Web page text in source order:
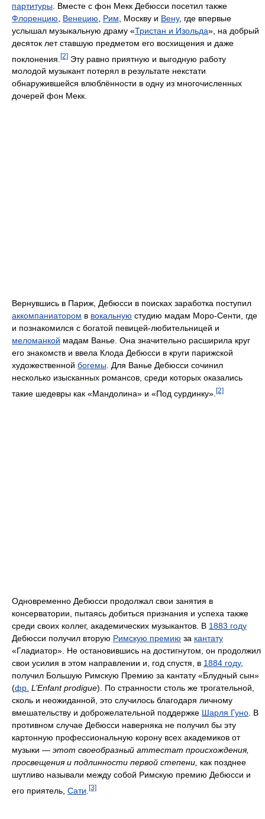
партитуры . Вместе с фон Мекк Дебюсси посетил также
Флоренцию
Венецию Рим , Москву и Вену, где впервые
услышал музыкальную драму «Тристан и Изольда», на добрый
десяток лет ставшую предметом его восхищения и даже
поклонения. [2] Эту равно приятную и выгодную работу
молодой музыкант потерял в результате некстати
обнаружившейся влюблённости в одну из многочисленных
дочерей фон Мекк.
Вернувшись в Париж, Дебюсси в поисках заработка поступил
аккомпаниатором в вокальную студию мадам Моро-Сенти, где
и познакомился с богатой певицей-любительницей и
меломанкой мадам Ванье. Она значительно расширила круг
его знакомств и ввела Клода Дебюсси в круги парижской
художественной богемы. Для Ванье Дебюсси сочинил
несколько изысканных романсов, среди которых оказались
такие шедевры как «Мандолина» и «Под сурдинку». [2]
Одновременно Дебюсси продолжал свои занятия в
консерватории, пытаясь добиться признания и успеха также
среди своих коллег, академических музыкантов. В 1883 году
Дебюсси получил вторую Римскую премию за кантату
«Гладиатор». Не остановившись на достигнутом, он продолжил
свои усилия в этом направлении и, год спустя, в 1884 году,
получил Большую Римскую Премию за кантату «Блудный сын»
(фр. L’Enfant prodigue). По странности столь же трогательной,
сколь и неожиданной, это случилось благодаря личному
вмешательству и доброжелательной поддержке Шарля Гуно . В
противном случае Дебюсси наверняка не получил бы эту
картонную профессиональную корону всех академиков от
музыки — этот своеобразный аттестат происхождения,
просвещения и подлинности первой степени, как позднее
шутливо называли между собой Римскую премию Дебюсси и
его приятель, Сати [3]